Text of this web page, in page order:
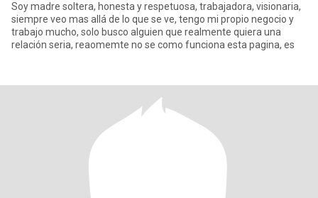
Soy madre soltera, honesta y respetuosa, trabajadora, visionaria,
siempre veo mas allá de lo que se ve, tengo mi propio negocio y
trabajo mucho, solo busco alguien que realmente quiera una
relación seria, reaomemte no se como funciona esta pagina, es